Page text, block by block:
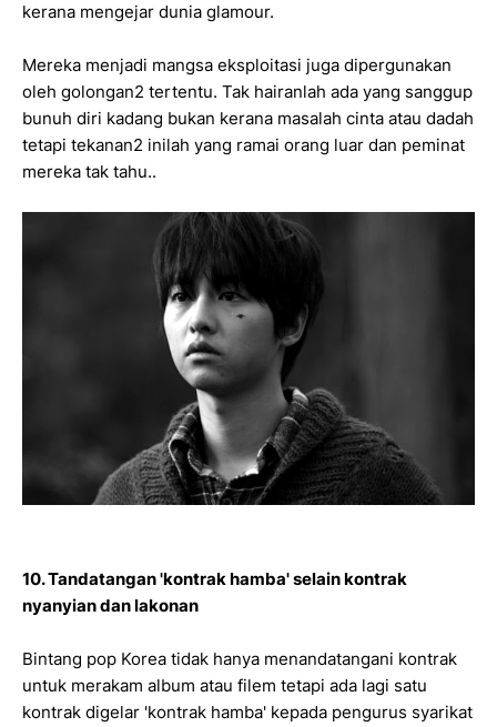
kerana mengejar dunia glamour.
Mereka menjadi mangsa eksploitasi juga dipergunakan
oleh golongan2 tertentu. Tak hairanlah ada yang sanggup
bunuh diri kadang bukan kerana masalah cinta atau dadah
tetapi tekanan2 inilah yang ramai orang luar dan peminat
mereka tak tahu..
10. Tandatangan 'kontrak hamba' selain kontrak
nyanyian dan lakonan
Bintang pop Korea tidak hanya menandatangani kontrak
untuk merakam album atau filem tetapi ada lagi satu
kontrak digelar 'kontrak hamba' kepada pengurus syarikat